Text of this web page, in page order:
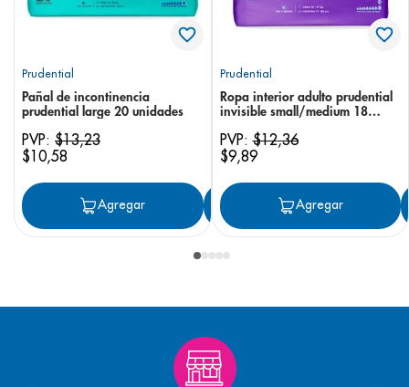
Prudential
Pañal de incontinencia
prudential large 20 unidades
PVP: $13,23
$10,58
Agregar Agregar
Prudential
Ropa interior adulto prudential
invisible small/medium 18
PVP:$12,36
$9,89
Agregar